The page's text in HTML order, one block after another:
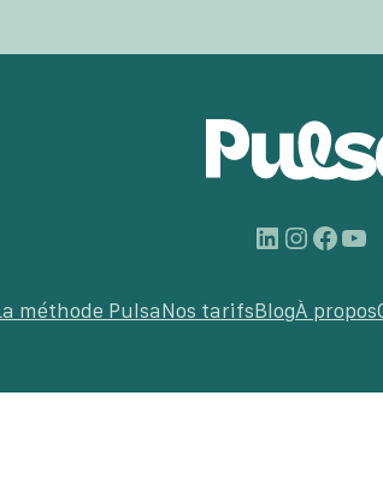
LinkedIn
méthode Pulsa Nos tarifs BlogÀ propos